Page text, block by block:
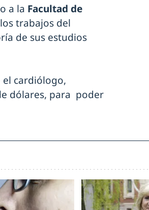
a la Facultad de
trabajos del
de sus estudios
cardiólogo,
dólares, para poder